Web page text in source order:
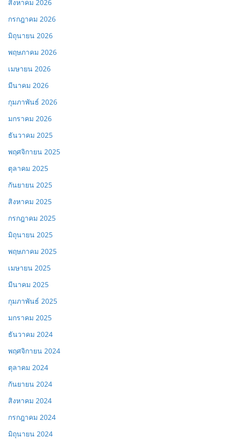
สิงหาคม 2026
กรกฎาคม 2026
มิถุนายน 2026
พฤษภาคม 2026
เมษายน 2026
มีนาคม 2026
กุมภาพันธ์ 2026
มกราคม 2026
ธันวาคม 2025
พฤศจิกายน 2025
ตุลาคม 2025
กันยายน 2025
สิงหาคม 2025
กรกฎาคม 2025
มิถุนายน 2025
พฤษภาคม 2025
เมษายน 2025
มีนาคม 2025
กุมภาพันธ์ 2025
มกราคม 2025
ธันวาคม 2024
พฤศจิกายน 2024
ตุลาคม 2024
กันยายน 2024
สิงหาคม 2024
กรกฎาคม 2024
มิถุนายน 2024